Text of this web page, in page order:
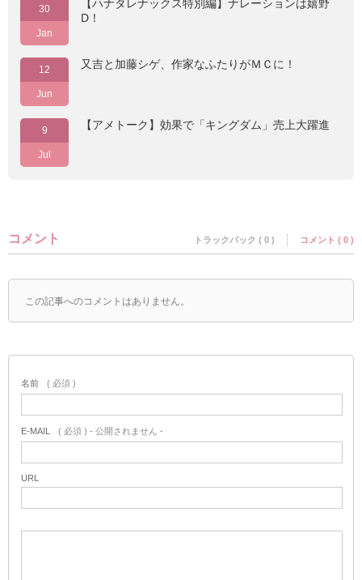
30
Jan
【ハナタレナックス特別編】ナレーションは嬉野
D！
12
Jun
又吉と加藤シゲ、作家なふたりがＭＣに！
9
Jul
【アメトーク】効果で「キングダム」売上大躍進
コメント トラックバック ( 0 ) コメント ( 0 )
この記事へのコメントはありません。
名前 ( 必須 )
E-MAIL ( 必須 ) - 公開されません -
URL